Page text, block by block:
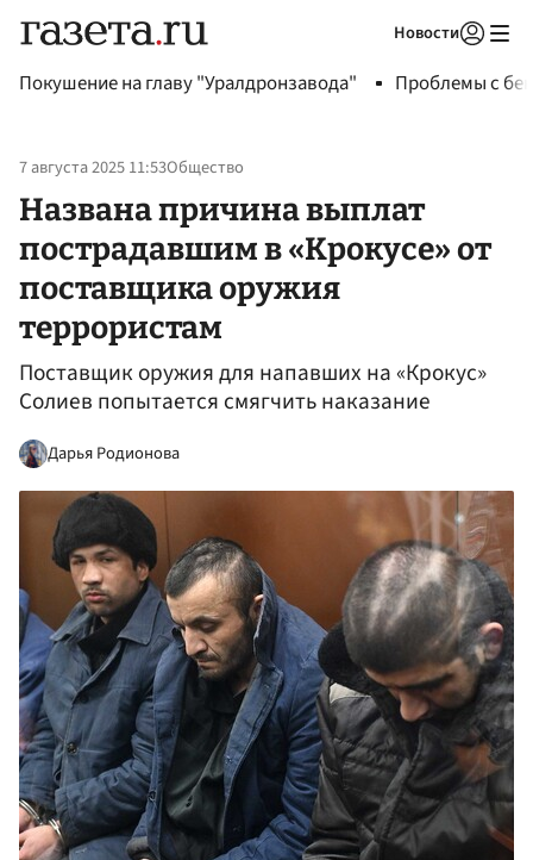
Новости
Покушение на главу "Уралдронзавода" Проблемы с
7 августа 2025 11:53Общество
Названа причина выплат
пострадавшим в «Крокусе» от
поставщика оружия
террористам
Поставщик оружия для напавших на «Крокус»
Солиев попытается смягчить наказание
Дарья Родионова